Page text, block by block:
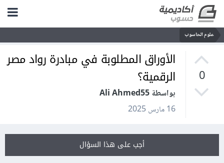
علوم الحاسوب
0
الأوراق المطلوبة في مبادرة رواد مصر
الرقمية؟
بواسطة Ali Ahmed55
16 مارس 2025
أجب على هذا السؤال